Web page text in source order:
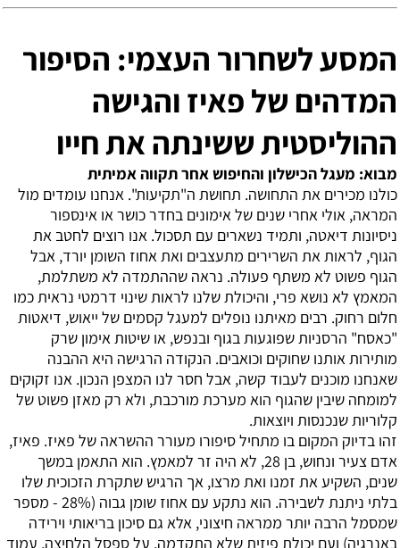
המסע לשחרור העצמי: הסיפור
המדהים של פאיז והגישה
ההוליסטית ששינתה את חייו
מבוא: מעגל הכישלון והחיפוש אחר תקווה אמיתית
כולנו מכירים את התחושה. תחושת ה"תקיעות". אנחנו עומדים מול
המראה, אולי אחרי שנים של אימונים בחדר כושר או אינספור
ניסיונות דיאטה, ותמיד נשארים עם תסכול. אנו רוצים לחטב את
הגוף, לראות את השרירים מתעצבים ואת אחוז השומן יורד, אבל
הגוף פשוט לא משתף פעולה. נראה שההתמדה לא משתלמת,
המאמץ לא נושא פרי, והיכולת שלנו לראות שינוי דרמטי נראית כמו
חלום רחוק. רבים מאיתנו נופלים למעגל קסמים של ייאוש, דיאטות
"כאסח" הרסניות שפוגעות בגוף ובנפש, או שיטות אימון שרק
מותירות אותנו שחוקים וכואבים. הנקודה הרגישה היא ההבנה
שאנחנו מוכנים לעבוד קשה, אבל חסר לנו המצפן הנכון. אנו זקוקים
למומחה שיבין שהגוף הוא מערכת מורכבת, ולא רק מאזן פשוט של
קלוריות שנכנסות ויוצאות.
זהו בדיוק המקום בו מתחיל סיפורו מעורר ההשראה של פאיז. פאיז,
אדם צעיר ונחוש, בן 28, לא היה זר למאמץ. הוא התאמן במשך
שנים, השקיע את זמנו ואת מרצו, אך הרגיש שתקרת הזכוכית שלו
בלתי ניתנת לשבירה. הוא נתקע עם אחוז שומן גבוה (28% - מספר
שמסמל הרבה יותר ממראה חיצוני, אלא גם סיכון בריאותי וירידה
באנרגיה) ועם יכולת פיזית שלא התקדמה. על ספסל הלחיצה, עמוד